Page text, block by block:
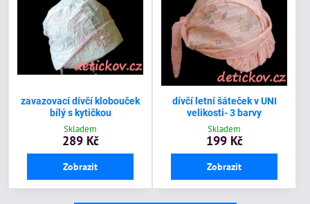
zavazovací dívčí klobouček
bílý s kytičkou
Skladem
289 Kč
Zobrazit
dívčí letní šáteček v UNI
velikosti- 3 barvy
Skladem
199 Kč
Zobrazit